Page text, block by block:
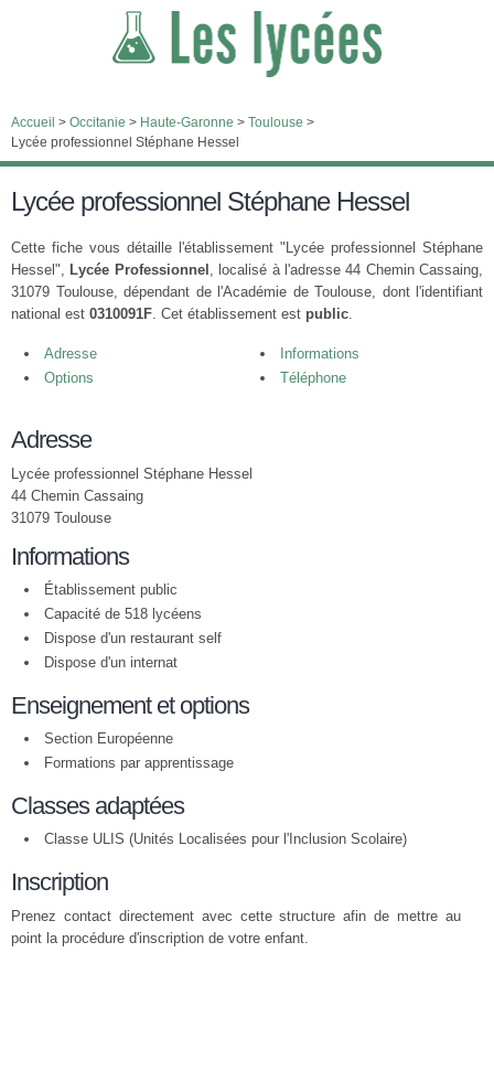
Accueil > Occitanie > Haute-Garonne > Toulouse >
Lycée professionnel Stéphane Hessel
Lycée professionnel Stéphane Hessel
Cette fiche vous détaille l'établissement "Lycée professionnel Stéphane
Hessel", Lycée Professionnel , localisé à l'adresse 44 Chemin Cassaing,
31079 Toulouse, dépendant de l'Académie de Toulouse, dont l'identifiant
national est 0310091F. Cet établissement est public.
Adresse
Informations
Options
Téléphone
Adresse
Lycée professionnel Stéphane Hessel
44 Chemin Cassaing
31079 Toulouse
Informations
Établissement public
Capacité de 518 lycéens
Dispose d'un restaurant self
Dispose d'un internat
Enseignement et options
Section Européenne
Formations par apprentissage
Classes adaptées
Classe ULIS (Unités Localisées pour l'Inclusion Scolaire)
Inscription
Prenez contact directement avec cette structure afin de mettre au
point la procédure d'inscription de votre enfant.